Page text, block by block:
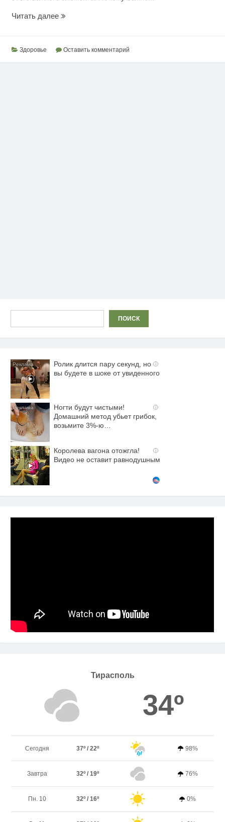
Читать далееНехватка
Здоровье Оставить комментарий
ПОИСК
i
Ролик длится пару секунд, но
вы будете в шоке от увиденного
i
Ногти будут чистыми!
Домашний метод убьет грибок,
возьмите 3%-ю…
i
Королева вагона отожгла!
Видео не оставит равнодушным
Тирасполь
34º
Сегодня 37º / 22º 98%
Завтра 32º / 19º 76%
Пн. 10 32º / 16º 0%